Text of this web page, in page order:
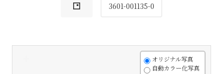
3601-001135-0
オリジナル写真
自動カラー化写真